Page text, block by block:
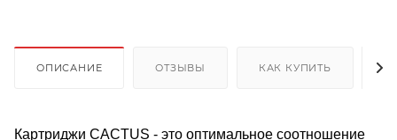
ОПИСАНИЕ ОТЗЫВЫ КАК КУПИТЬ
Картриджи CACTUS - это оптимальное соотношение